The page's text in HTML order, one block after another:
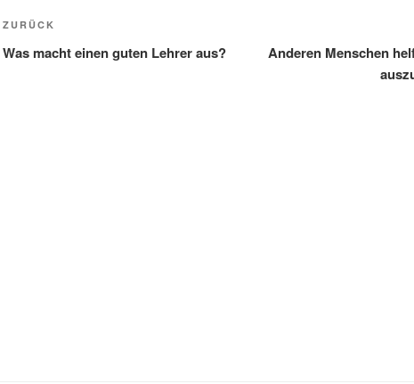
Beitragsnavigation
Vorheriger
Beitrag
ZURÜCK
Was macht einen guten Lehrer aus?
Anderen Menschen